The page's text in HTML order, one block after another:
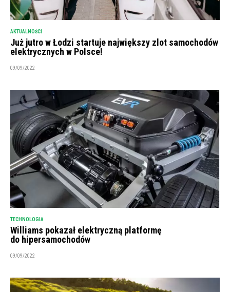
AKTUALNOŚCI
Już jutro w Łodzi startuje największy zlot samochodów
elektrycznych w Polsce!
09/09/2022
TECHNOLOGIA
Williams pokazał elektryczną platformę
do hipersamochodów
09/09/2022